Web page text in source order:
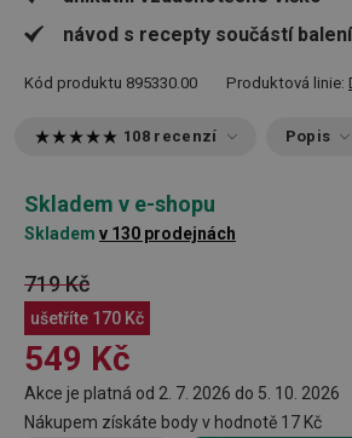
návod s recepty součástí balení
Kód produktu 895330.00 Produktová linie:
108 recenzí Popis
Skladem v e-shopu
Skladem v 130 prodejnách
719 Kč
ušetříte 170 Kč
549 Kč
Akce je platná od 2. 7. 2026 do 5. 10. 2026
Nákupem získáte body v hodnotě 17 Kč